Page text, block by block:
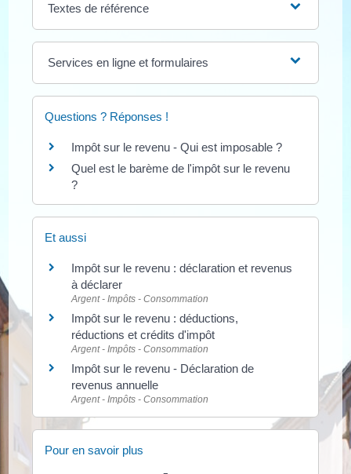
Textes de référence
Services en ligne et formulaires
Questions ? Réponses !
Impôt sur le revenu - Qui est imposable ?
Quel est le barème de l'impôt sur le revenu
?
Et aussi
Impôt sur le revenu : déclaration et revenus
à déclarer
Argent - Impôts - Consommation
Impôt sur le revenu : déductions,
réductions et crédits d'impôt
Argent - Impôts - Consommation
Impôt sur le revenu - Déclaration de
revenus annuelle
Argent - Impôts - Consommation
Pour en savoir plus